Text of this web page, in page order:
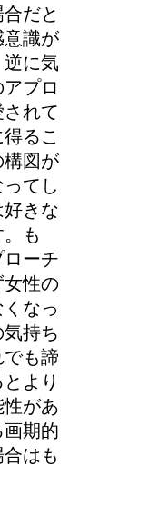
だと
意識が
に気
プロ
れて
るこ
構図が
てし
好きな
も
ローチ
女性の
なっ
持ち
も諦
より
があ
期的
はも